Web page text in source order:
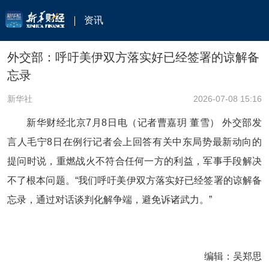
资讯
外交部：呼吁美伊双方落实好已经签署的谅解备
忘录
新华社 2026-07-08 15:16
新华财经北京7月8日电（记者曹嘉玥 董雪） 外交部发
言人毛宁8日在例行记者会上回答有关中东局势最新动向的
提问时说，重燃战火不符合任何一方的利益，军事手段解决
不了根本问题。“我们呼吁美伊双方落实好已经签署的谅解备
忘录，通过对话谈判化解争端，避免诉诸武力。”
编辑：吴郑思